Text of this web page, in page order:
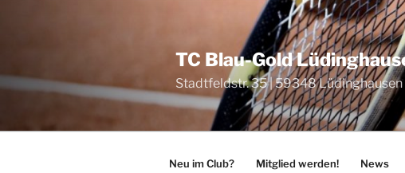
TC Blau-Gold
Stadtfeldstr. 35 | 59348 Lüdinghausen
Neu im Club? Mitglied werden! News